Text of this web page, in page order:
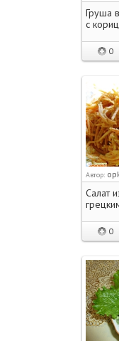
Груша
с
0
Автор:
Салат
0